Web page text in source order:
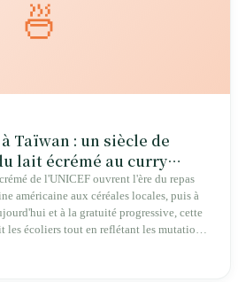
🍜
Taïwan : un siècle de
lait écrémé au curry
de l'UNICEF ouvrent l'ère du repas
américaine aux céréales locales, puis à
et à la gratuité progressive, cette
les écoliers tout en reflétant les mutations
du pays.